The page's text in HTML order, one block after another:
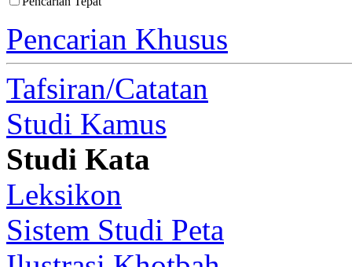
Pencarian Khusus
Tafsiran/Catatan
Studi Kamus
Studi Kata
Leksikon
Sistem Studi Peta